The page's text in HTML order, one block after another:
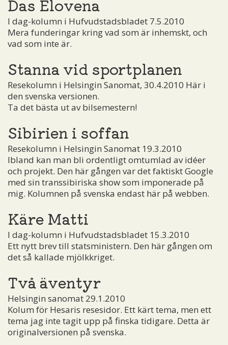
Das Elovena
I dag-kolumn i Hufvudstadsbladet 7.5.2010
Mera funderingar kring vad som är inhemskt, och
vad som inte är.
Stanna vid sportplanen
Resekolumn i Helsingin Sanomat, 30.4.2010 Här i
den svenska versionen.
Ta det bästa ut av bilsemestern!
Sibirien i soffan
Resekolumn i Helsingin Sanomat 19.3.2010
Ibland kan man bli ordentligt omtumlad av idéer
och projekt. Den här gången var det faktiskt Google
med sin transsibiriska show som imponerade på
mig. Kolumnen på svenska endast här på webben.
Käre Matti
I dag-kolumn i Hufvudstadsbladet 15.3.2010
Ett nytt brev till statsministern. Den här gången om
det så kallade mjölkkriget.
Två äventyr
Helsingin sanomat 29.1.2010
Kolum för Hesaris resesidor. Ett kärt tema, men ett
tema jag inte tagit upp på finska tidigare. Detta är
originalversionen på svenska.